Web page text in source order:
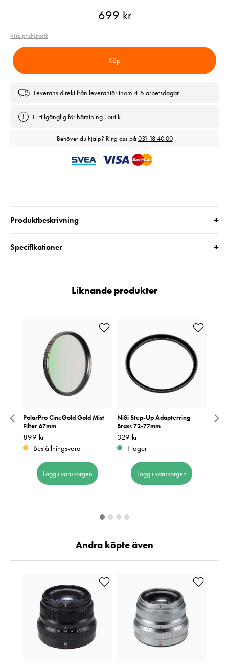
699 kr
Visa prishistorik
Köp
Leverans direkt från leverantör inom 4-5 arbetsdagar
Ej tillgänglig för hämtning i butik
Behöver du hjälp? Ring oss på 031 18 40 00
Produktbeskrivning +
Specifikationer +
Liknande produkter
PolarPro CineGold Gold Mist
Filter 67mm
Pris: 899 kr
899 kr
Beställningsvara
Lägg i varukorgen
NiSi Step-Up Adapterring
Brass 72-77mm
Pris: 329 kr
329 kr
I lager
Lägg i varukorgen
NiSi
Andra köpte även